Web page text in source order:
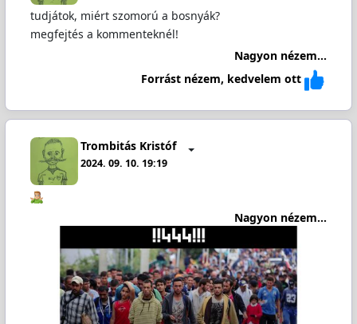
tudjátok, miért szomorú a bosnyák?
megfejtés a kommenteknél!
Nagyon nézem...
Forrást nézem, kedvelem ott
Trombitás Kristóf
2024. 09. 10. 19:19
Nagyon nézem...